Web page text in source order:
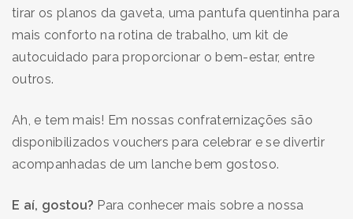
tirar os planos da gaveta, uma pantufa quentinha para
mais conforto na rotina de trabalho, um kit de
autocuidado para proporcionar o bem-estar, entre
outros.
Ah, e tem mais! Em nossas confraternizações são
disponibilizados vouchers para celebrar e se divertir
acompanhadas de um lanche bem gostoso.
E aí, gostou? Para conhecer mais sobre a nossa